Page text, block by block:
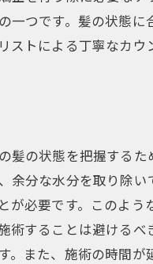
一つです。髪の状態
ストによる丁寧なカ
髪の状態を把握する
余分な水分を取り除
が必要です。このよ
術することは避ける
。また、施術の時間